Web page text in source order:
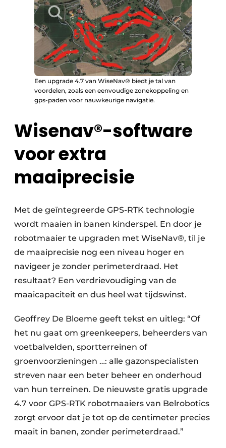
Een upgrade 4.7 van WiseNav® biedt je tal van
voordelen, zoals een eenvoudige zonekoppeling en
gps-paden voor nauwkeurige navigatie.
Wisenav®-software
voor extra
maaiprecisie
Met de geïntegreerde GPS-RTK technologie
wordt maaien in banen kinderspel. En door je
robotmaaier te upgraden met WiseNav®, til je
de maaiprecisie nog een niveau hoger en
navigeer je zonder perimeterdraad. Het
resultaat? Een verdrievoudiging van de
maaicapaciteit en dus heel wat tijdswinst.
Geoffrey De Bloeme geeft tekst en uitleg: “Of
het nu gaat om greenkeepers, beheerders van
voetbalvelden, sportterreinen of
groenvoorzieningen …: alle gazonspecialisten
streven naar een beter beheer en onderhoud
van hun terreinen. De nieuwste gratis upgrade
4.7 voor GPS-RTK robotmaaiers van Belrobotics
zorgt ervoor dat je tot op de centimeter precies
maait in banen, zonder perimeterdraad.”